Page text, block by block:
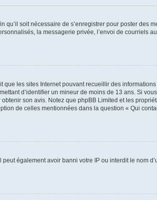
soit nécessaire de s’enregistrer pour poster des
la messagerie privée, l’envoi de courriels
les sites Internet pouvant recueillir des
d’identifier un mineur de moins de 13 ans. Si
son avis. Notez que phpBB Limited et les
de celles mentionnées dans la question « Qui
également avoir banni votre IP ou interdit le nom